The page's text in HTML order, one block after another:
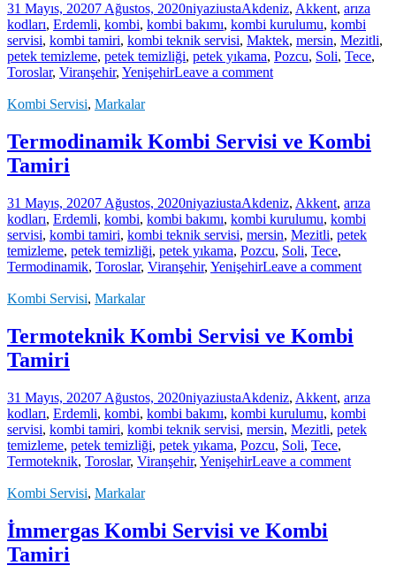
31 Mayıs, 20207 Ağustos, 2020niyaziustaAkdeniz, Akkent, arıza
kodları, Erdemli, kombi, kombi bakımı, kombi kurulumu, kombi
servisi, kombi tamiri, kombi teknik servisi, Maktek, mersin, Mezitli,
petek temizleme, petek temizliği, petek yıkama, Pozcu, Soli, Tece,
Toroslar, Viranşehir, YenişehirLeave a comment
Kombi Servisi, Markalar
Termodinamik Kombi Servisi ve Kombi
Tamiri
31 Mayıs, 20207 Ağustos, 2020niyaziustaAkdeniz, Akkent, arıza
kodları, Erdemli, kombi, kombi bakımı, kombi kurulumu, kombi
servisi, kombi tamiri, kombi teknik servisi, mersin, Mezitli, petek
temizleme, petek temizliği, petek yıkama, Pozcu, Soli, Tece,
Termodinamik, Toroslar, Viranşehir, YenişehirLeave a comment
Kombi Servisi, Markalar
Termoteknik Kombi Servisi ve Kombi
Tamiri
31 Mayıs, 20207 Ağustos, 2020niyaziustaAkdeniz, Akkent, arıza
kodları, Erdemli, kombi, kombi bakımı, kombi kurulumu, kombi
servisi, kombi tamiri, kombi teknik servisi, mersin, Mezitli, petek
temizleme, petek temizliği, petek yıkama, Pozcu, Soli, Tece,
Termoteknik, Toroslar, Viranşehir, YenişehirLeave a comment
Kombi Servisi, Markalar
İmmergas Kombi Servisi ve Kombi
Tamiri